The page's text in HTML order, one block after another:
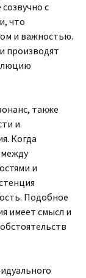
с
что
и важностью.
производят
также
и
Когда
и
Подобное
имеет смысл и